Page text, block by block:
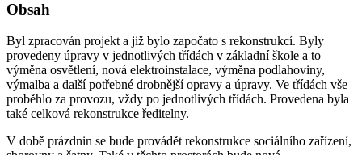
Obsah
Byl zpracován projekt a již bylo započato s rekonstrukcí. Byly
provedeny úpravy v jednotlivých třídách v základní škole a to
výměna osvětlení, nová elektroinstalace, výměna podlahoviny,
výmalba a další potřebné drobnější opravy a úpravy. Ve třídách vše
proběhlo za provozu, vždy po jednotlivých třídách. Provedena byla
také celková rekonstrukce ředitelny.
V době prázdnin se bude provádět rekonstrukce sociálního zařízení,